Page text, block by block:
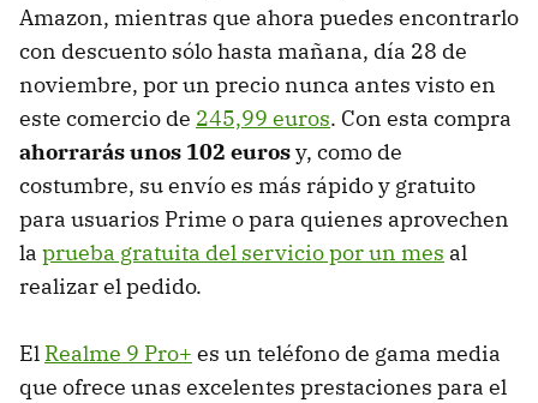
Amazon, mientras que ahora puedes encontrarlo
con descuento sólo hasta mañana, día 28 de
noviembre, por un precio nunca antes visto en
este comercio de 245,99 euros. Con esta compra
ahorrarás unos 102 eurosy, como de
costumbre, su envío es más rápido y gratuito
para usuarios Prime o para quienes aprovechen
la prueba gratuita del servicio por un mes al
realizar el pedido.
El Realme 9 Pro+ es un teléfono de gama media
que ofrece unas excelentes prestaciones para el